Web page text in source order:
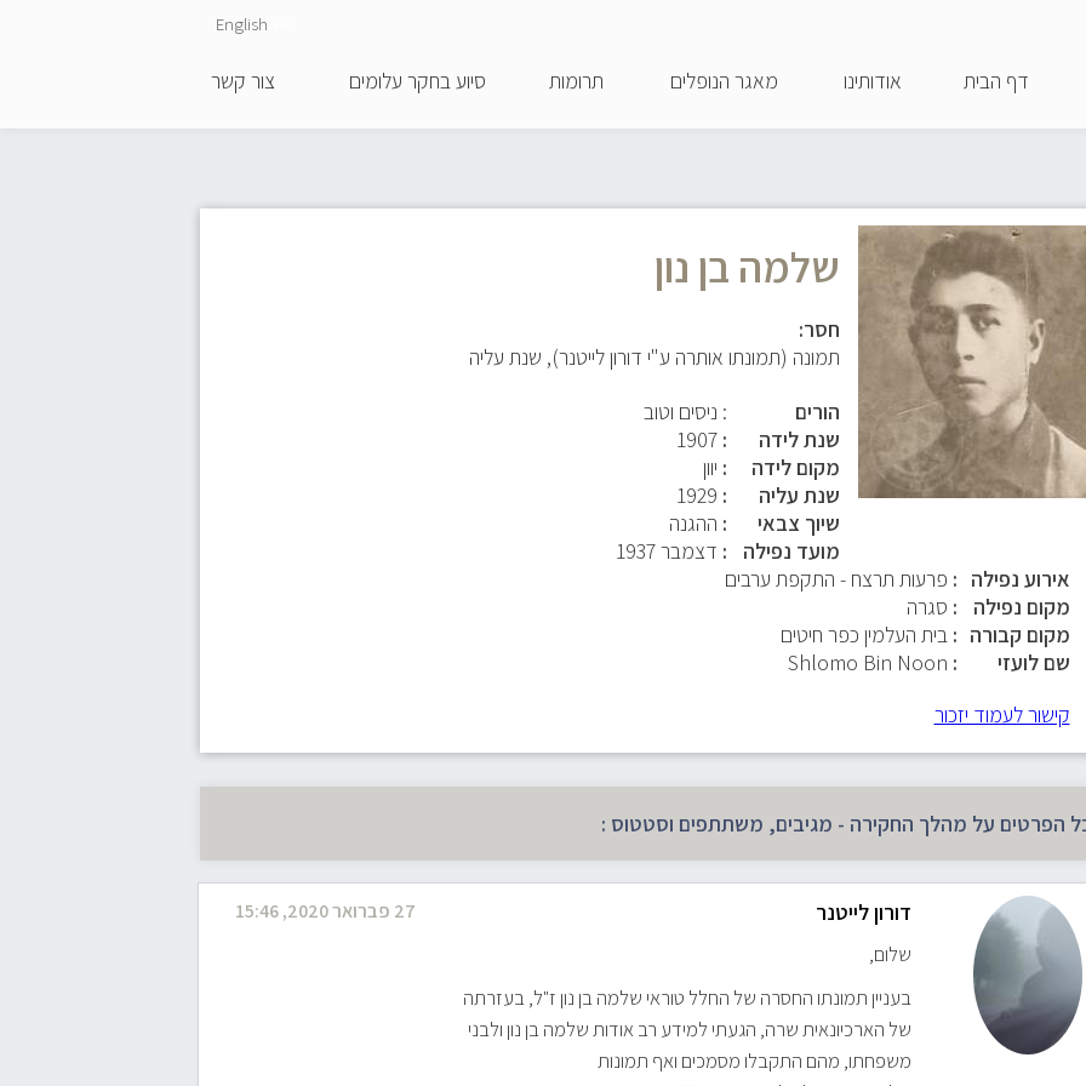
העיקרי
דף הבית אודותינו מאגר הנופלים תרומות סיוע בחקר עלומים צור קשר
English
שלמה בן נון
חסר:
תמונה (תמונתו אותרה ע"י דורון לייטנר), שנת עליה
הורים
: ניסים וטוב
שנת לידה
1907
מקום לידה
יוון
שנת עליה
1929
שיוך צבאי
ההגנה
מועד נפילה
דצמבר 1937
אירוע נפילה
פרעות תרצח - התקפת ערבים
מקום נפילה
סגרה
מקום קבורה
בית העלמין כפר חיטים
שם לועזי
Shlomo Bin Noon
קישור לעמוד יזכור
הפרטים על מהלך החקירה - מגיבים, משתתפים וסטטוס :
דורון לייטנר 27 פברואר 2020, 15:46
שלום,
בעניין תמונתו החסרה של החלל טוראי שלמה בן נון ז"ל, בעזרתה
של הארכיונאית שרה, הגעתי למידע רב אודות שלמה בן נון ולבני
משפחתו, מהם התקבלו מסמכים ואף תמונות